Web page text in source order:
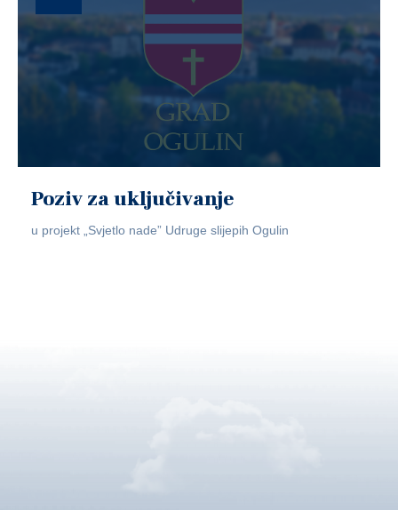
Poziv za uključivanje
u projekt „Svjetlo nade” Udruge slijepih Ogulin